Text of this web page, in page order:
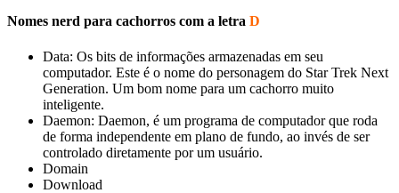
Nomes nerd para cachorros com a letra D
Data: Os bits de informações armazenadas em seu
computador. Este é o nome do personagem do Star Trek Next
Generation. Um bom nome para um cachorro muito
inteligente.
Daemon: Daemon, é um programa de computador que roda
de forma independente em plano de fundo, ao invés de ser
controlado diretamente por um usuário.
Domain
Download